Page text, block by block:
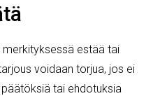
estää tai
voidaan torjua, jos ei
tai ehdotuksia